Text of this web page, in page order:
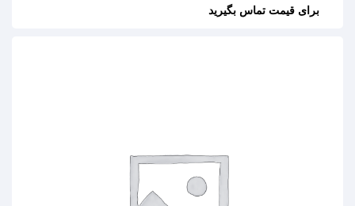
برای قیمت تماس بگیرید